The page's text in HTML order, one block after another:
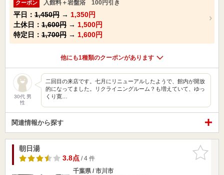
クーポン 入館料＋岩盤浴 100円引き
平日： 1,450円 → 1,350円
土休日： 1,600円 → 1,500円
特定日： 1,700円 → 1,600円
他にも1種類のクーポンがあります
30代 男
性
二回目の来店です。七月にリニューアルしたようで、館内が開放
的になってました。リクライニングルーム？も増えていて、ゆっ
くり寛…
関連情報から探す
お気に入
りに追加
朝日湯
3.8点/ 4 件
千葉県 / 市川市